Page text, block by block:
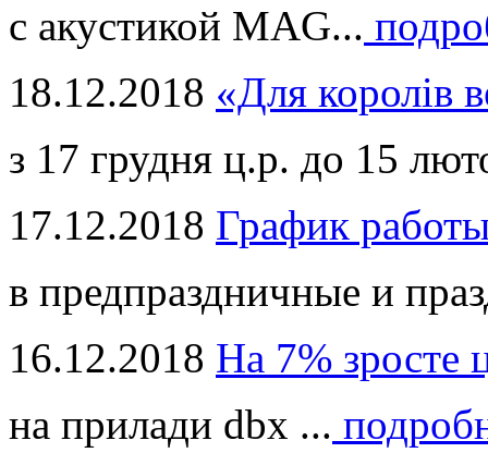
с акустикой MAG...
18.12.2018 «Для королів
з 17 грудня ц.р. до 15
17.12.2018 График
в предпраздничные и
16.12.2018 На 7% зросте
на прилади dbx ...